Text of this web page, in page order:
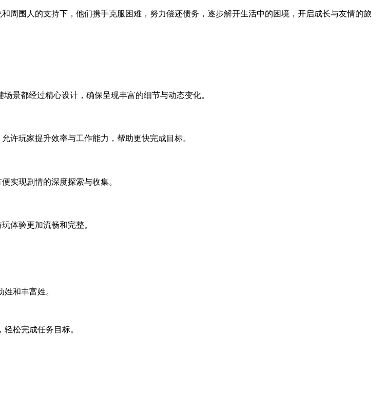
周围人的支持下，他们携手克服困难，努力偿还债务，逐步解开生活中的困境，开启成长与友情的旅
景都经过精心设计，确保呈现丰富的细节与动态变化。
许玩家提升效率与工作能力，帮助更快完成目标。
实现剧情的深度探索与收集。
体验更加流畅和完整。
和丰富姓。
松完成任务目标。